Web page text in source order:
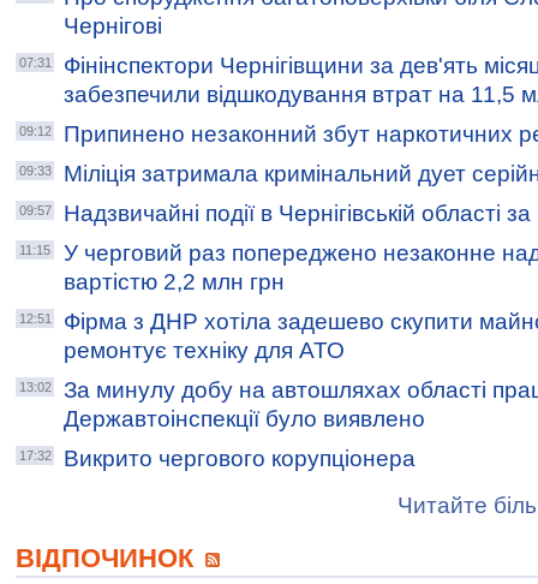
Чернігові
07:31
Фінінспектори Чернігівщини за дев'ять
забезпечили відшкодування втрат на 11,5
09:12 Припинено незаконний збут наркотичних
09:33 Міліція затримала кримінальний дует
09:57 Надзвичайні події в Чернігівській області
11:15
У черговий раз попереджено незаконне
вартістю 2,2 млн грн
12:51
Фірма з ДНР хотіла задешево скупити
ремонтує техніку для АТО
13:02
За минулу добу на автошляхах області
Державтоінспекції було виявлено
17:32
Викрито чергового корупціонера
Читайте
ВІДПОЧИНОК